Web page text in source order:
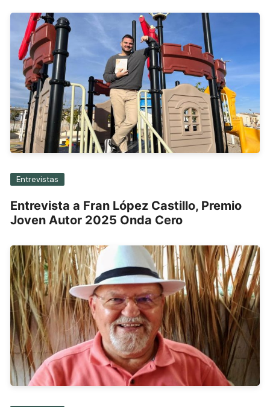
Entrevistas
Entrevista a Fran López Castillo, Premio
Joven Autor 2025 Onda Cero